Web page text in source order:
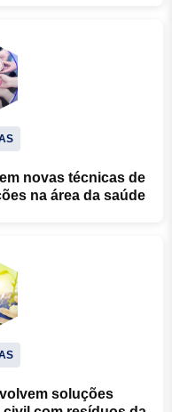
novas técnicas de
na área da saúde
soluções